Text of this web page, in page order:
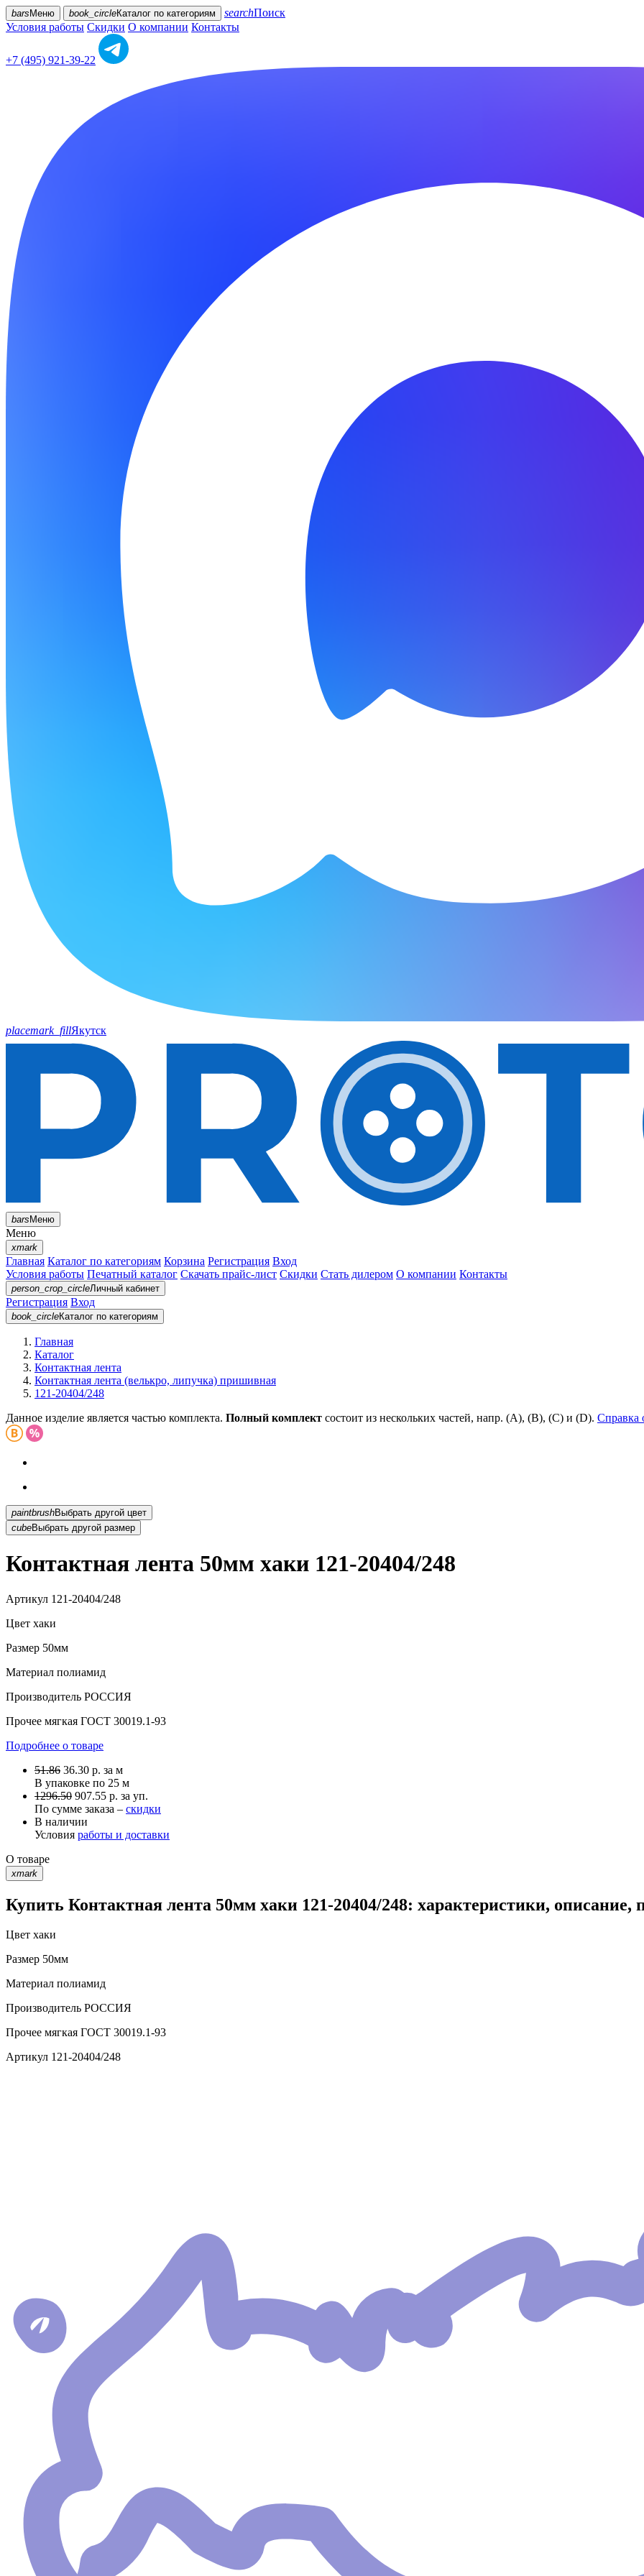
bars Меню book_circleКаталог по категориям searchПоиск
Условия работы Скидки О компании Контакты
+7 (495) 921-39-22
placemark_fillЯкутск
barsМеню
Меню
xmark
Главная Каталог по категориям Корзина Регистрация Вход
Условия работы Печатный каталог Скачать прайс-лист Скидки Стать дилером О компании Контакты
person_crop_circleЛичный кабинет
Регистрация Вход
book_circleКаталог по категориям
Главная
Каталог
Контактная лента
Контактная лента (велькро, липучка) пришивная
121-20404/248
Данное изделие является частью комплекта. Полный комплект состоит из нескольких частей, напр. (А), (B), (С) и (D). Справка
paintbrush
Выбрать другой цвет
cubeВыбрать другой размер
Контактная лента 50мм хаки 121-20404/248
Артикул 121-20404/248
Цвет хаки
Размер 50мм
Материал полиамид
Производитель РОССИЯ
Прочее мягкая ГОСТ 30019.1-93
Подробнее о товаре
51.86 36.30 р. за м
В упаковке по 25 м
1296.50 907.55 р. за уп.
По сумме заказа – скидки
В наличии
Условия работы и доставки
О товаре
xmark
Купить Контактная лента 50мм хаки 121-20404/248: характеристики, описание,
Цвет хаки
Размер 50мм
Материал полиамид
Производитель РОССИЯ
Прочее мягкая ГОСТ 30019.1-93
Артикул 121-20404/248